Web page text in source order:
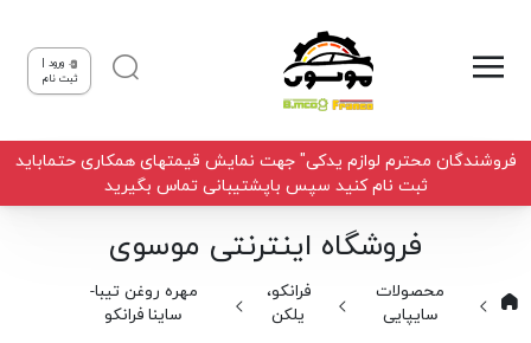
ورود |
ثبت نام
فروشندگان محترم لوازم یدکی" جهت نمایش قیمتهای همکاری حتماباید
ثبت نام کنید سپس باپشتیبانی تماس بگیرید
فروشگاه اینترنتی موسوی
محصولات
سایپایی
فرانکو،
یلکن
مهره روغن تیبا-
ساینا فرانکو